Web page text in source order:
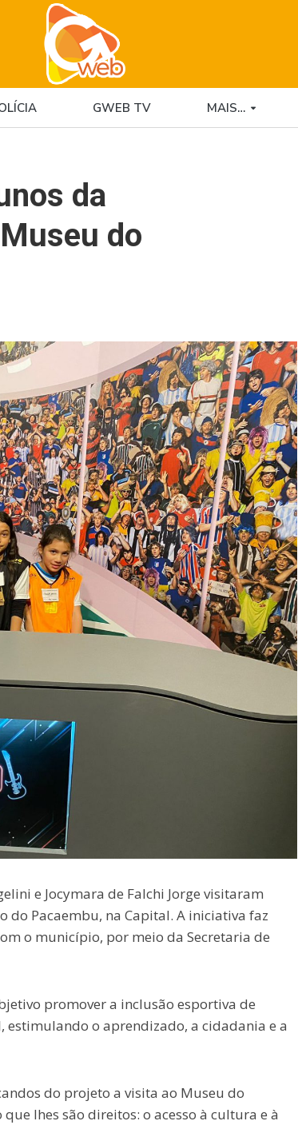
GWEB TV MAIS…
da
do
e Jocymara de Falchi Jorge visitaram
do Pacaembu, na Capital. A iniciativa faz
o município, por meio da Secretaria de
promover a inclusão esportiva de
estimulando o aprendizado, a cidadania e a
do projeto a visita ao Museu do
lhes são direitos: o acesso à cultura e à